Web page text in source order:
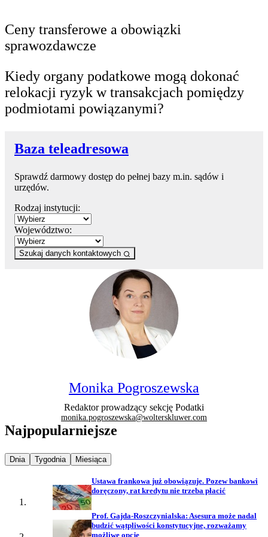
Ceny transferowe a obowiązki
sprawozdawcze
Kiedy organy podatkowe mogą dokonać
relokacji ryzyk w transakcjach pomiędzy
podmiotami powiązanymi?
Baza teleadresowa
Sprawdź darmowy dostęp do pełnej bazy m.in. sądów i
urzędów.
Rodzaj instytucji:
Województwo:
Szukaj danych kontaktowych
Monika Pogroszewska
Redaktor prowadzący sekcję Podatki
monika.pogroszewska@wolterskluwer.com
Najpopularniejsze
Najpopularniejsze wiadomości z
Dnia Najpopularniejsze wiadomości z
Tygodnia Najpopularniejsze wiadomości z
Miesiąca
Ustawa frankowa już obowiązuje. Pozew bankowi
doręczony, rat kredytu nie trzeba płacić
Prof. Gajda-Roszczynialska: Asesura może nadal
budzić wątpliwości konstytucyjne, rozważamy
możliwe opcje